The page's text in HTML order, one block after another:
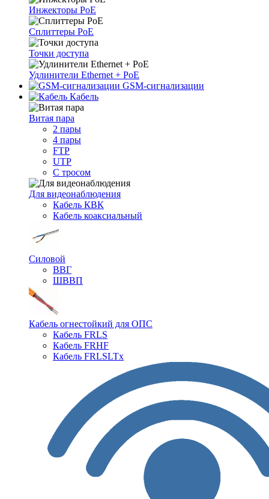
Инжекторы PoE
Сплиттеры PoE
Точки доступа
Удлинители Ethernet + PoE
GSM-сигнализации
Кабель
Витая пара
2 пары
4 пары
FTP
UTP
С тросом
Для видеонаблюдения
Кабель КВК
Кабель коаксиальный
Силовой
ВВГ
ШВВП
Кабель огнестойкий для ОПС
Кабель FRLS
Кабель FRHF
Кабель FRLSLTx